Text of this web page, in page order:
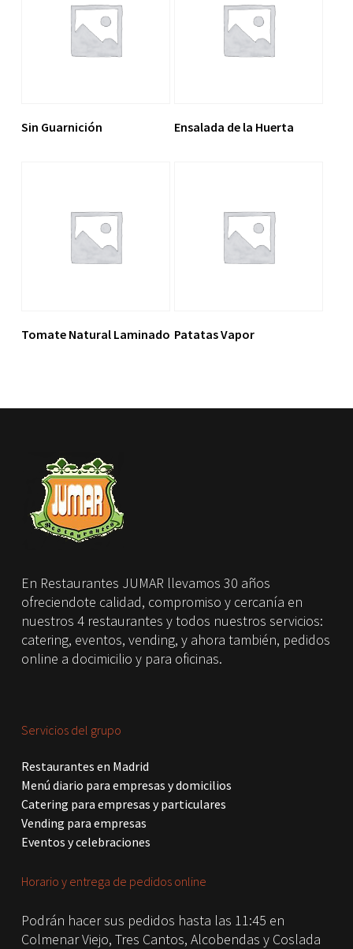
Leer Más
Sin Guarnición Leer Más
Ensalada de la Huerta
Leer Más
Tomate Natural Laminado Patatas Vapor
En Restaurantes JUMAR llevamos 30 años
ofreciendote calidad, compromiso y cercanía en
nuestros 4 restaurantes y todos nuestros servicios:
catering, eventos, vending, y ahora también, pedidos
online a docimicilio y para oficinas.
Servicios del grupo
Restaurantes en Madrid
Menú diario para empresas y domicilios
Catering para empresas y particulares
Vending para empresas
Eventos y celebraciones
Horario y entrega de pedidos online
Podrán hacer sus pedidos hasta las 11:45 en
Colmenar Viejo, Tres Cantos, Alcobendas y Coslada